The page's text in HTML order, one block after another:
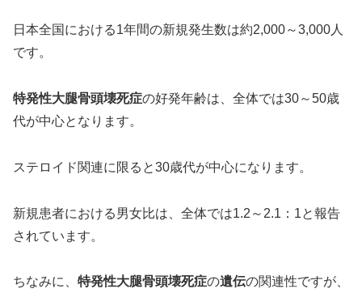
日本全国における1年間の新規発生数は約2,000～3,000人
です。
特発性大腿骨頭壊死症の好発年齢は、全体では30～50歳
代が中心となります。
ステロイド関連に限ると30歳代が中心になります。
新規患者における男女比は、全体では1.2～2.1：1と報告
されています。
ちなみに、 特発性大腿骨頭壊死症の遺伝の関連性ですが、